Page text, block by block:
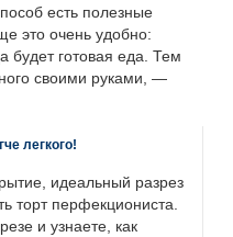
есть полезные
это очень удобно:
будет готовая еда. Тем
своими руками, —
легкого!
идеальный разрез
торт перфекциониста.
и узнаете, как